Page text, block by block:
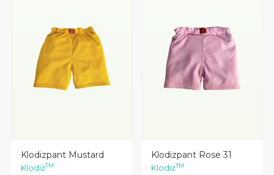
Lihat Detail
Klodizpant Mustard
KlodizTM
Lihat Detail
Klodizpant Rose 31
KlodizTM